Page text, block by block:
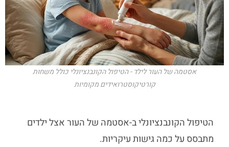
אסטמה של העור לילד - הטיפול הקונבנציונלי כולל משחות
קורטיקוסטרואידים מקומיות
הטיפול הקונבנציונלי ב-אסטמה של העור אצל ילדים
מתבסס על כמה גישות עיקריות.